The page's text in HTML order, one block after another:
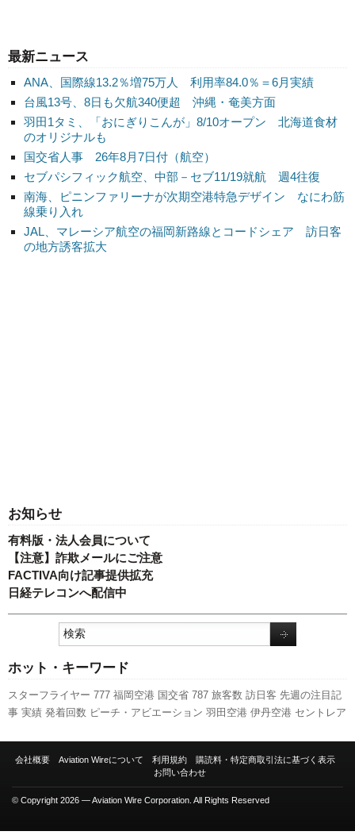
最新ニュース
ANA、国際線13.2％増75万人 利用率84.0％＝6月実績
台風13号、8日も欠航340便超 沖縄・奄美方面
羽田1タミ、「おにぎりこんが」8/10オープン 北海道食材
のオリジナルも
国交省人事 26年8月7日付（航空）
セブパシフィック航空、中部－セブ11/19就航 週4往復
南海、ピニンファリーナが次期空港特急デザイン なにわ筋
線乗り入れ
JAL、マレーシア航空の福岡新路線とコードシェア 訪日客
の地方誘客拡大
お知らせ
有料版・法人会員について
【注意】詐欺メールにご注意
FACTIVA向け記事提供拡充
日経テレコンへ配信中
ホット・キーワード
スターフライヤー 777 福岡空港 国交省 787 旅客数 訪日客 先週の注目記
事 実績 発着回数 ピーチ・アビエーション 羽田空港 伊丹空港 セントレア
バス 国交省航空局 航空貨物 日本航空 新路線 関西空港 LCC 利用実績 人
会社概要 Aviation Wireについて 利用規約
購読料・特定商取引法に基づく表示
お問い合わせ
© Copyright 2026 — Aviation Wire Corporation. All Rights Reserved